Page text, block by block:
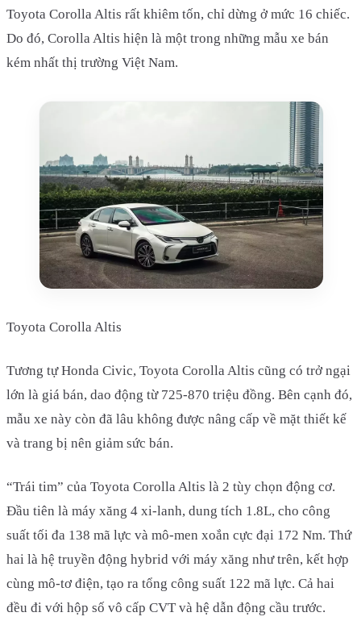
Toyota Corolla Altis rất khiêm tốn, chỉ dừng ở mức 16 chiếc.
Do đó, Corolla Altis hiện là một trong những mẫu xe bán
kém nhất thị trường Việt Nam.
Toyota Corolla Altis
Tương tự Honda Civic, Toyota Corolla Altis cũng có trở ngại
lớn là giá bán, dao động từ 725-870 triệu đồng. Bên cạnh đó,
mẫu xe này còn đã lâu không được nâng cấp về mặt thiết kế
và trang bị nên giảm sức bán.
“Trái tim” của Toyota Corolla Altis là 2 tùy chọn động cơ.
Đầu tiên là máy xăng 4 xi-lanh, dung tích 1.8L, cho công
suất tối đa 138 mã lực và mô-men xoắn cực đại 172 Nm. Thứ
hai là hệ truyền động hybrid với máy xăng như trên, kết hợp
cùng mô-tơ điện, tạo ra tổng công suất 122 mã lực. Cả hai
đều đi với hộp số vô cấp CVT và hệ dẫn động cầu trước.